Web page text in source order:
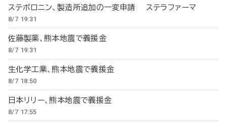
ステボロニン、製造所追加の一変申請 ステラファーマ
8/7 19:31
佐藤製薬、熊本地震で義援金
8/7 19:31
生化学工業、熊本地震で義援金
8/7 18:50
日本リリー、熊本地震で義援金
8/7 17:55